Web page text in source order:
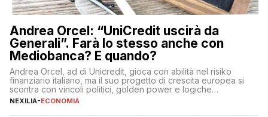
Andrea Orcel: “UniCredit uscirà da
Generali”. Farà lo stesso anche con
Mediobanca? E quando?
Andrea Orcel, ad di Unicredit, gioca con abilità nel risiko
finanziario italiano, ma il suo progetto di crescita europea si
scontra con vincoli politici, golden power e logiche
protezionistiche. Orcel e la mossa su Generali Andrea Orcel,
NEXILIA-ECONOMIA